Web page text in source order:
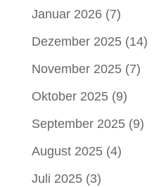
Januar 2026(7)
Dezember 2025(14)
November 2025(7)
Oktober 2025(9)
September 2025(9)
August 2025(4)
Juli 2025(3)